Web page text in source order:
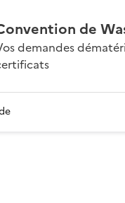
de
demandes